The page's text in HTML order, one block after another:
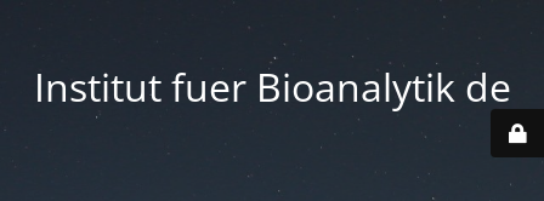
Institut fuer Bioanalytik de